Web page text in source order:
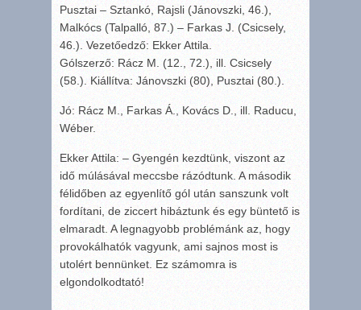
Pusztai – Sztankó, Rajsli (Jánovszki, 46.),
Malkócs (Talpalló, 87.) – Farkas J. (Csicsely,
46.). Vezetőedző: Ekker Attila.
Gólszerző: Rácz M. (12., 72.), ill. Csicsely
(58.). Kiállítva: Jánovszki (80), Pusztai (80.).
Jó: Rácz M., Farkas Á., Kovács D., ill. Raducu,
Wéber.
Ekker Attila: – Gyengén kezdtünk, viszont az
idő múlásával meccsbe rázódtunk. A második
félidőben az egyenlítő gól után sanszunk volt
fordítani, de ziccert hibáztunk és egy büntető is
elmaradt. A legnagyobb problémánk az, hogy
provokálhatók vagyunk, ami sajnos most is
utolért bennünket. Ez számomra is
elgondolkodtató!